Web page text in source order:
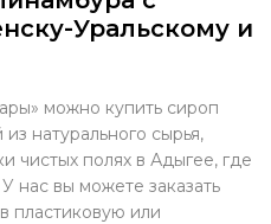
Уральскому и
можно купить сироп
натурального сырья,
чистых полях в Адыгее, где
нас вы можете заказать
пластиковую или